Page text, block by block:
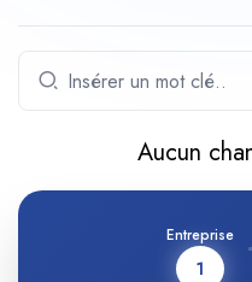
Aucun
Entreprise
1